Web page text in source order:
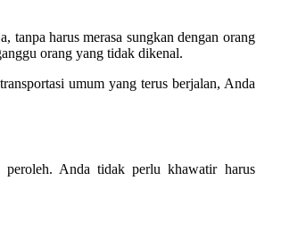
tanpa harus merasa sungkan dengan orang
orang yang tidak dikenal.
umum yang terus berjalan, Anda
Anda tidak perlu khawatir harus